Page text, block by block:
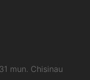
mun. Chisinau